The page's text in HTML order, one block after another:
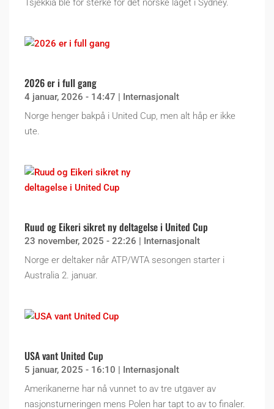
Tsjekkia ble for sterke for det norske laget i Sydney.
2026 er i full gang
4 januar, 2026 - 14:47 | Internasjonalt
Norge henger bakpå i United Cup, men alt håp er ikke
ute.
Ruud og Eikeri sikret ny deltagelse i United Cup
23 november, 2025 - 22:26 | Internasjonalt
Norge er deltaker når ATP/WTA sesongen starter i
Australia 2. januar.
USA vant United Cup
5 januar, 2025 - 16:10 | Internasjonalt
Amerikanerne har nå vunnet to av tre utgaver av
nasjonsturneringen mens Polen har tapt to av to finaler.